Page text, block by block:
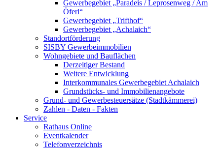
Gewerbegebiet „Paradeis / Leprosenweg / Am
Öferl“
Gewerbegebiet „Trifthof“
Gewerbegebiet „Achalaich“
Standortförderung
SISBY Gewerbeimmobilien
Wohngebiete und Bauflächen
Derzeitiger Bestand
Weitere Entwicklung
Interkommunales Gewerbegebiet Achalaich
Grundstücks- und Immobilienangebote
Grund- und Gewerbesteuersätze (Stadtkämmerei)
Zahlen - Daten - Fakten
Service
Rathaus Online
Eventkalender
Telefonverzeichnis